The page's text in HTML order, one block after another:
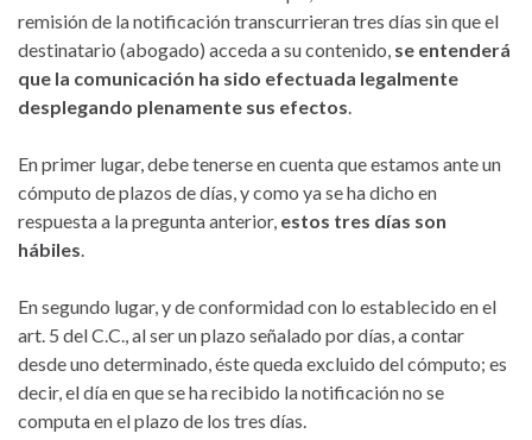
remisión de la notificación transcurrieran tres días sin que el
destinatario (abogado) acceda a su contenido, se entenderá
que la comunicación ha sido efectuada legalmente
desplegando plenamente sus efectos
En primer lugar, debe tenerse en cuenta que estamos ante un
cómputo de plazos de días, y como ya se ha dicho en
respuesta a la pregunta anterior, estos tres días son
hábiles
En segundo lugar, y de conformidad con lo establecido en el
art. 5 del C.C., al ser un plazo señalado por días, a contar
desde uno determinado, éste queda excluido del cómputo; es
decir, el día en que se ha recibido la notificación no se
computa en el plazo de los tres días.